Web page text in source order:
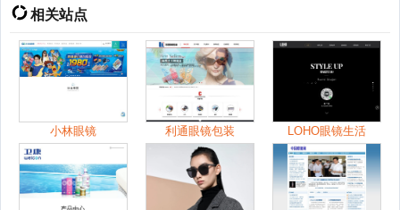
相关站点
小林眼镜 利通眼镜包装 LOHO眼镜生活